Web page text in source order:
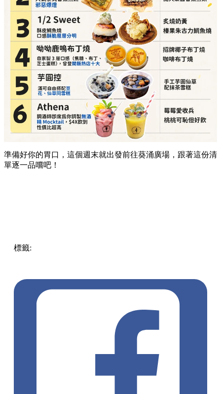
準備好你的胃口，這個週末就出發前往葵涌廣場，跟著這份清
單逐一品嚐吧！
標籤: